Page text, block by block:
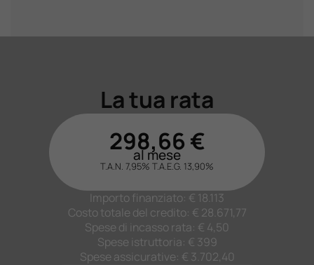
La tua rata
298,66 €
al mese
T.A.N. 7,95% T.A.E.G. 13,90%
Importo finanziato: € 18.113
Costo totale del credito: € 28.671,77
Spese di incasso rata: € 4,50
Spese istruttoria: € 399
Spese assicurative: € 3.702,40